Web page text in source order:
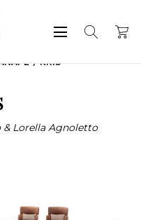
KRIS
& Lorella Agnoletto